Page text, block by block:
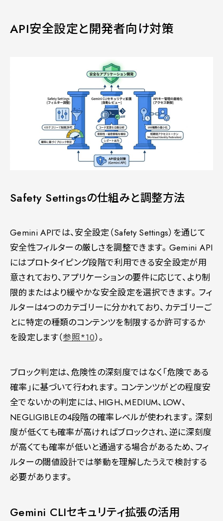
API安全設定と開発者向け対策
Safety Settingsの仕組みと調整方法
Gemini APIでは、安全設定（Safety Settings）を通じて
安全性フィルターの厳しさを調整できます。Gemini API
にはプロトタイピング段階で利用できる安全設定が用
意されており、アプリケーションの要件に応じて、より制
限的またはより緩やかな安全設定を選択できます。フィ
ルターは4つのカテゴリーに分かれており、カテゴリーご
とに特定の種類のコンテンツを制限するか許可するか
を設定します（参照*10）。
ブロック判定は、危険性の深刻度ではなく「危険である
確率」に基づいて行われます。コンテンツがどの程度安
全でないかの判定には、HIGH、MEDIUM、LOW、
NEGLIGIBLEの4段階の確率レベルが使われます。深刻
度が低くても確率が高ければブロックされ、逆に深刻度
が高くても確率が低いと通過する場合があるため、フィ
ルターの閾値設計では挙動を理解したうえで検討する
必要があります。
Gemini CLIセキュリティ拡張の活用